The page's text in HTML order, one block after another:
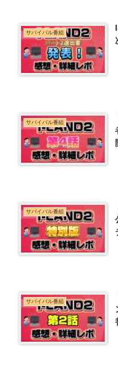
サバイバル番組
サバイバル番組
サバイバル番組
サバイバル番組